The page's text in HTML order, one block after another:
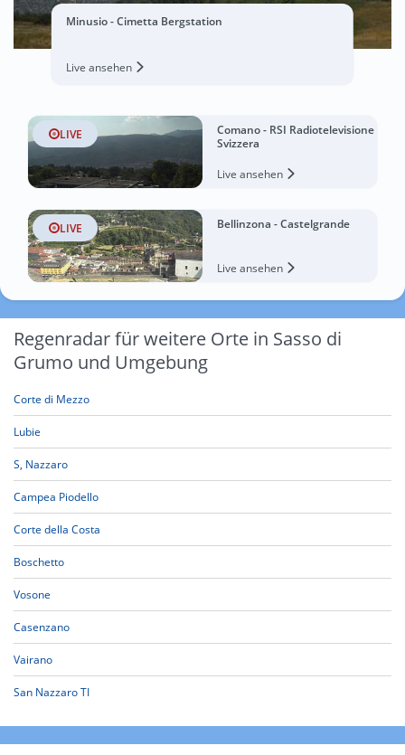
Minusio - Cimetta Bergstation
Live ansehen
LIVE
Comano - RSI Radiotelevisione
Svizzera
Live ansehen
LIVE Bellinzona - Castelgrande
Live ansehen
Regenradar für weitere Orte in Sasso di
Grumo und Umgebung
Corte di Mezzo
Lubie
S, Nazzaro
Campea Piodello
Corte della Costa
Boschetto
Vosone
Casenzano
Vairano
San Nazzaro TI